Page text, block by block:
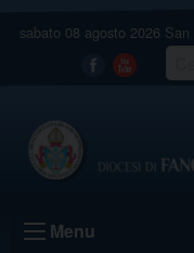
sabato 08 agosto 2026 San
Facebook
Youtube
Menu